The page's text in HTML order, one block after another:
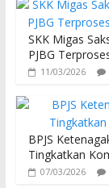
SKK Migas
PJBG
11/03/2026
BPJS
Tingkatkan
07/03/2026